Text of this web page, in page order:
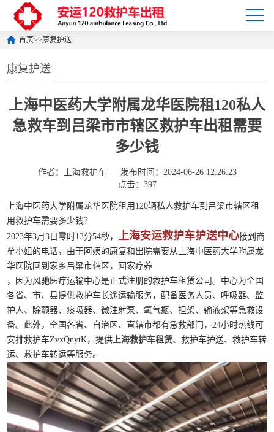
首页>>康复护送
康复护送
上海中医药大学附属龙华医院租120私人
急救车到吕梁市市辖区救护车出租需要
多少钱
作者：上海救护车
发布时间：2024-06-26 12:26:23
点击：397
上海中医药大学附属龙华医院租用120辆私人救护车到吕梁市辖区租
用救护车需要多少钱？
2023年3月3日零时13分54秒， 上海安运救护车护送中心接到商
牟小姐的电话，由于阿姨的康复和出院需要从上海中医药大学附属龙
华医院回到家乡吕梁市辖区，回家疗养
，因为风驰医疗运输中心是正式注册的救护车租赁公司。中心为全国
各省、市、县提供救护车长途运输服务，配备医务人员、呼吸器、监
护人、除颤器、痰吸器、微注射泵、氧气瓶、担架、输液架等急救设
备。此外，全国各省、自治区、直辖市都有急救部门，24小时热线可
安排救护车ZvxQnytK，提供上海救护车租赁、救护车护送、救护车转
运、救护车转运等服务。